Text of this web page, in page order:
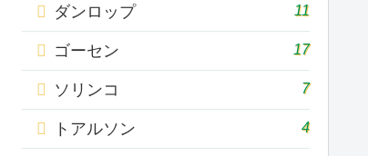
ダンロップ 11
ゴーセン 17
ソリンコ 7
トアルソン 4